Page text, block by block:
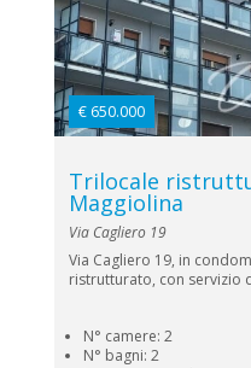
€ 650.000
Trilocale
Maggiolina
Via Cagliero 19
Via Cagliero 19, in
ristrutturato, con servizio
N° camere: 2
N° bagni: 2